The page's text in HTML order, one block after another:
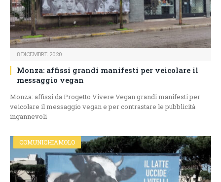
8 DICEMBRE 2020
Monza: affissi grandi manifesti per veicolare il
messaggio vegan
Monza: affissi da Progetto Vivere Vegan grandi manifesti per
veicolare il messaggio vegan e per contrastare le pubblicità
ingannevoli
COMUNICHIAMOLO